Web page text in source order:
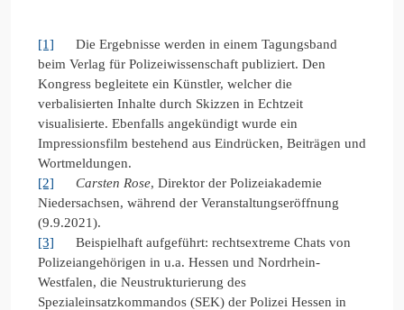
[1] Die Ergebnisse werden in einem Tagungsband
beim Verlag für Polizeiwissenschaft publiziert. Den
Kongress begleitete ein Künstler, welcher die
verbalisierten Inhalte durch Skizzen in Echtzeit
visualisierte. Ebenfalls angekündigt wurde ein
Impressionsfilm bestehend aus Eindrücken, Beiträgen und
Wortmeldungen.
[2]
Carsten Rose, Direktor der Polizeiakademie
Niedersachsen, während der Veranstaltungseröffnung
(9.9.2021).
[3] Beispielhaft aufgeführt: rechtsextreme Chats von
Polizeiangehörigen in u.a. Hessen und Nordrhein-
Westfalen, die Neustrukturierung des
Spezialeinsatzkommandos (SEK) der Polizei Hessen in